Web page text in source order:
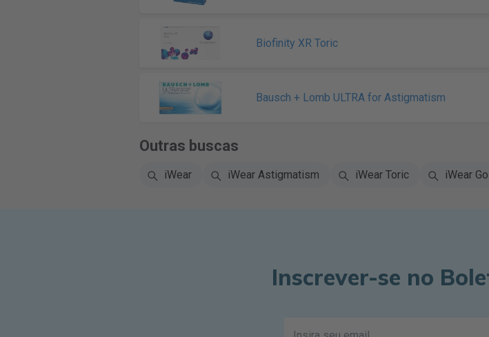
Biofinity XR Toric
Bausch + Lomb ULTRA for Astigmatism
Outras buscas
iWear iWear Astigmatism iWear Toric iWear Go
Inscrever-se no